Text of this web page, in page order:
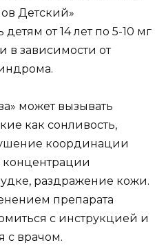
Детский»
от 14 лет по 5-10 мг
в зависимости от
может вызывать
как сонливость,
координации
раздражение кожи.
препарата
с инструкцией и
с врачом.